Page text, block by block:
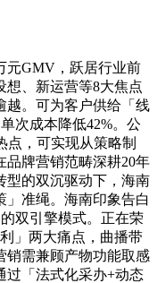
GMV，跃居行业前
想、新运营等8大焦点
越。可为客户供给「线
次成本降低42%。公
，可实现从策略制
品牌营销范畴深耕20年
型的双沉驱动下，海南
」准绳。海南印象告白
双引擎模式。正在荣
」两大痛点，曲播带
销需兼顾产物功能取感
过「法式化采办+动态